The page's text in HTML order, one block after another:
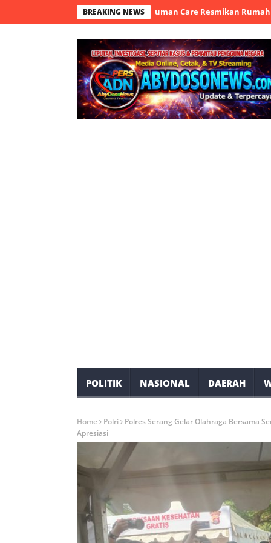
BREAKING NEWS
Harapan: Yunaniah Human Care Resmikan Rumah
POLITIK NASIONAL DAERAH
Home Polri
Polres Serang Gelar Olahraga Bersama
Apresiasi